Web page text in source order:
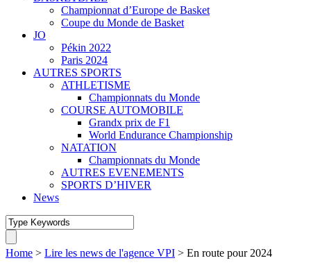
Championnat d’Europe de Basket
Coupe du Monde de Basket
JO
Pékin 2022
Paris 2024
AUTRES SPORTS
ATHLETISME
Championnats du Monde
COURSE AUTOMOBILE
Grandx prix de F1
World Endurance Championship
NATATION
Championnats du Monde
AUTRES EVENEMENTS
SPORTS D’HIVER
News
Home > Lire les news de l'agence VPI > En route pour 2024